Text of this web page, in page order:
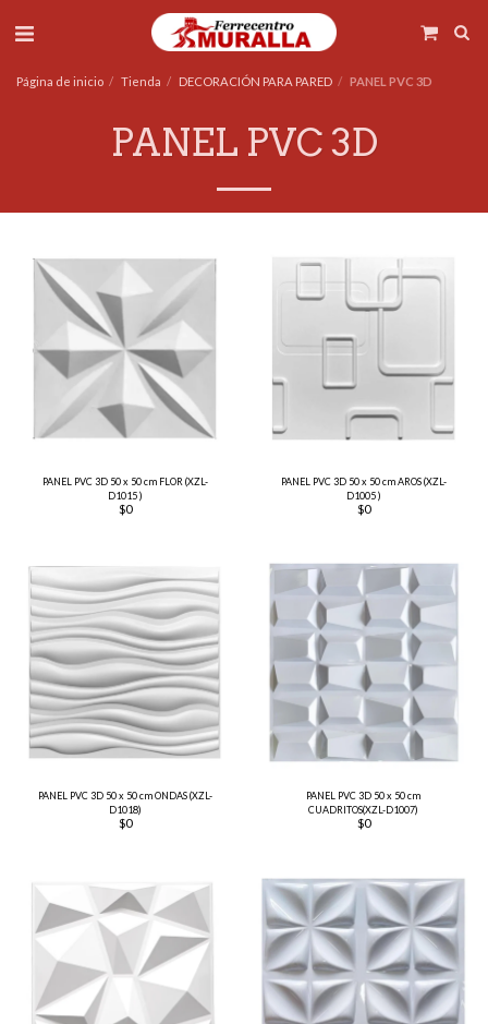
Página de inicio Tienda DECORACIÓN PARA PARED PANEL PVC 3D
PANEL PVC 3D
PANEL PVC 3D 50 x 50 cm FLOR (XZL-
D1015 )
$0
PANEL PVC 3D 50 x 50 cm AROS (XZL-
D1005 )
$0
PANEL PVC 3D 50 x 50 cm ONDAS (XZL-
D1018)
$0
PANEL PVC 3D 50 x 50 cm
CUADRITOS(XZL-D1007)
$0